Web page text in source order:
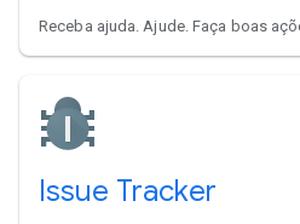
Receba ajuda. Ajude. Faça boas
Issue Tracker